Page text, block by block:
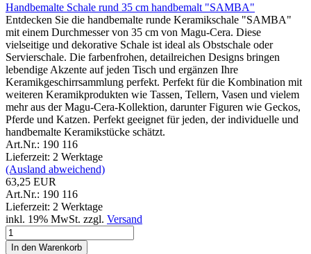
Handbemalte Schale rund 35 cm handbemalt "SAMBA"
Entdecken Sie die handbemalte runde Keramikschale "SAMBA"
mit einem Durchmesser von 35 cm von Magu-Cera. Diese
vielseitige und dekorative Schale ist ideal als Obstschale oder
Servierschale. Die farbenfrohen, detailreichen Designs bringen
lebendige Akzente auf jeden Tisch und ergänzen Ihre
Keramikgeschirrsammlung perfekt. Perfekt für die Kombination mit
weiteren Keramikprodukten wie Tassen, Tellern, Vasen und vielem
mehr aus der Magu-Cera-Kollektion, darunter Figuren wie Geckos,
Pferde und Katzen. Perfekt geeignet für jeden, der individuelle und
handbemalte Keramikstücke schätzt.
Art.Nr.: 190 116
Lieferzeit: 2 Werktage
(Ausland abweichend)
63,25 EUR
Art.Nr.: 190 116
Lieferzeit: 2 Werktage
inkl. 19% MwSt. zzgl. Versand
In den Warenkorb